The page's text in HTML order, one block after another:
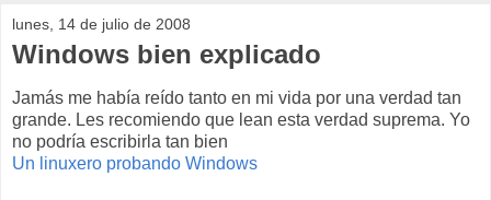
lunes, 14 de julio de 2008
Windows bien explicado
Jamás me había reído tanto en mi vida por una verdad tan
grande. Les recomiendo que lean esta verdad suprema. Yo
no podría escribirla tan bien
Un linuxero probando Windows